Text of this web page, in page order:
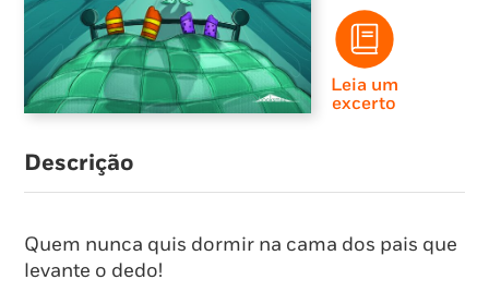
Leia um
excerto
Descrição
Quem nunca quis dormir na cama dos pais que
levante o dedo!